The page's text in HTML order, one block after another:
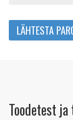
LÄHTESTA
Toodetest